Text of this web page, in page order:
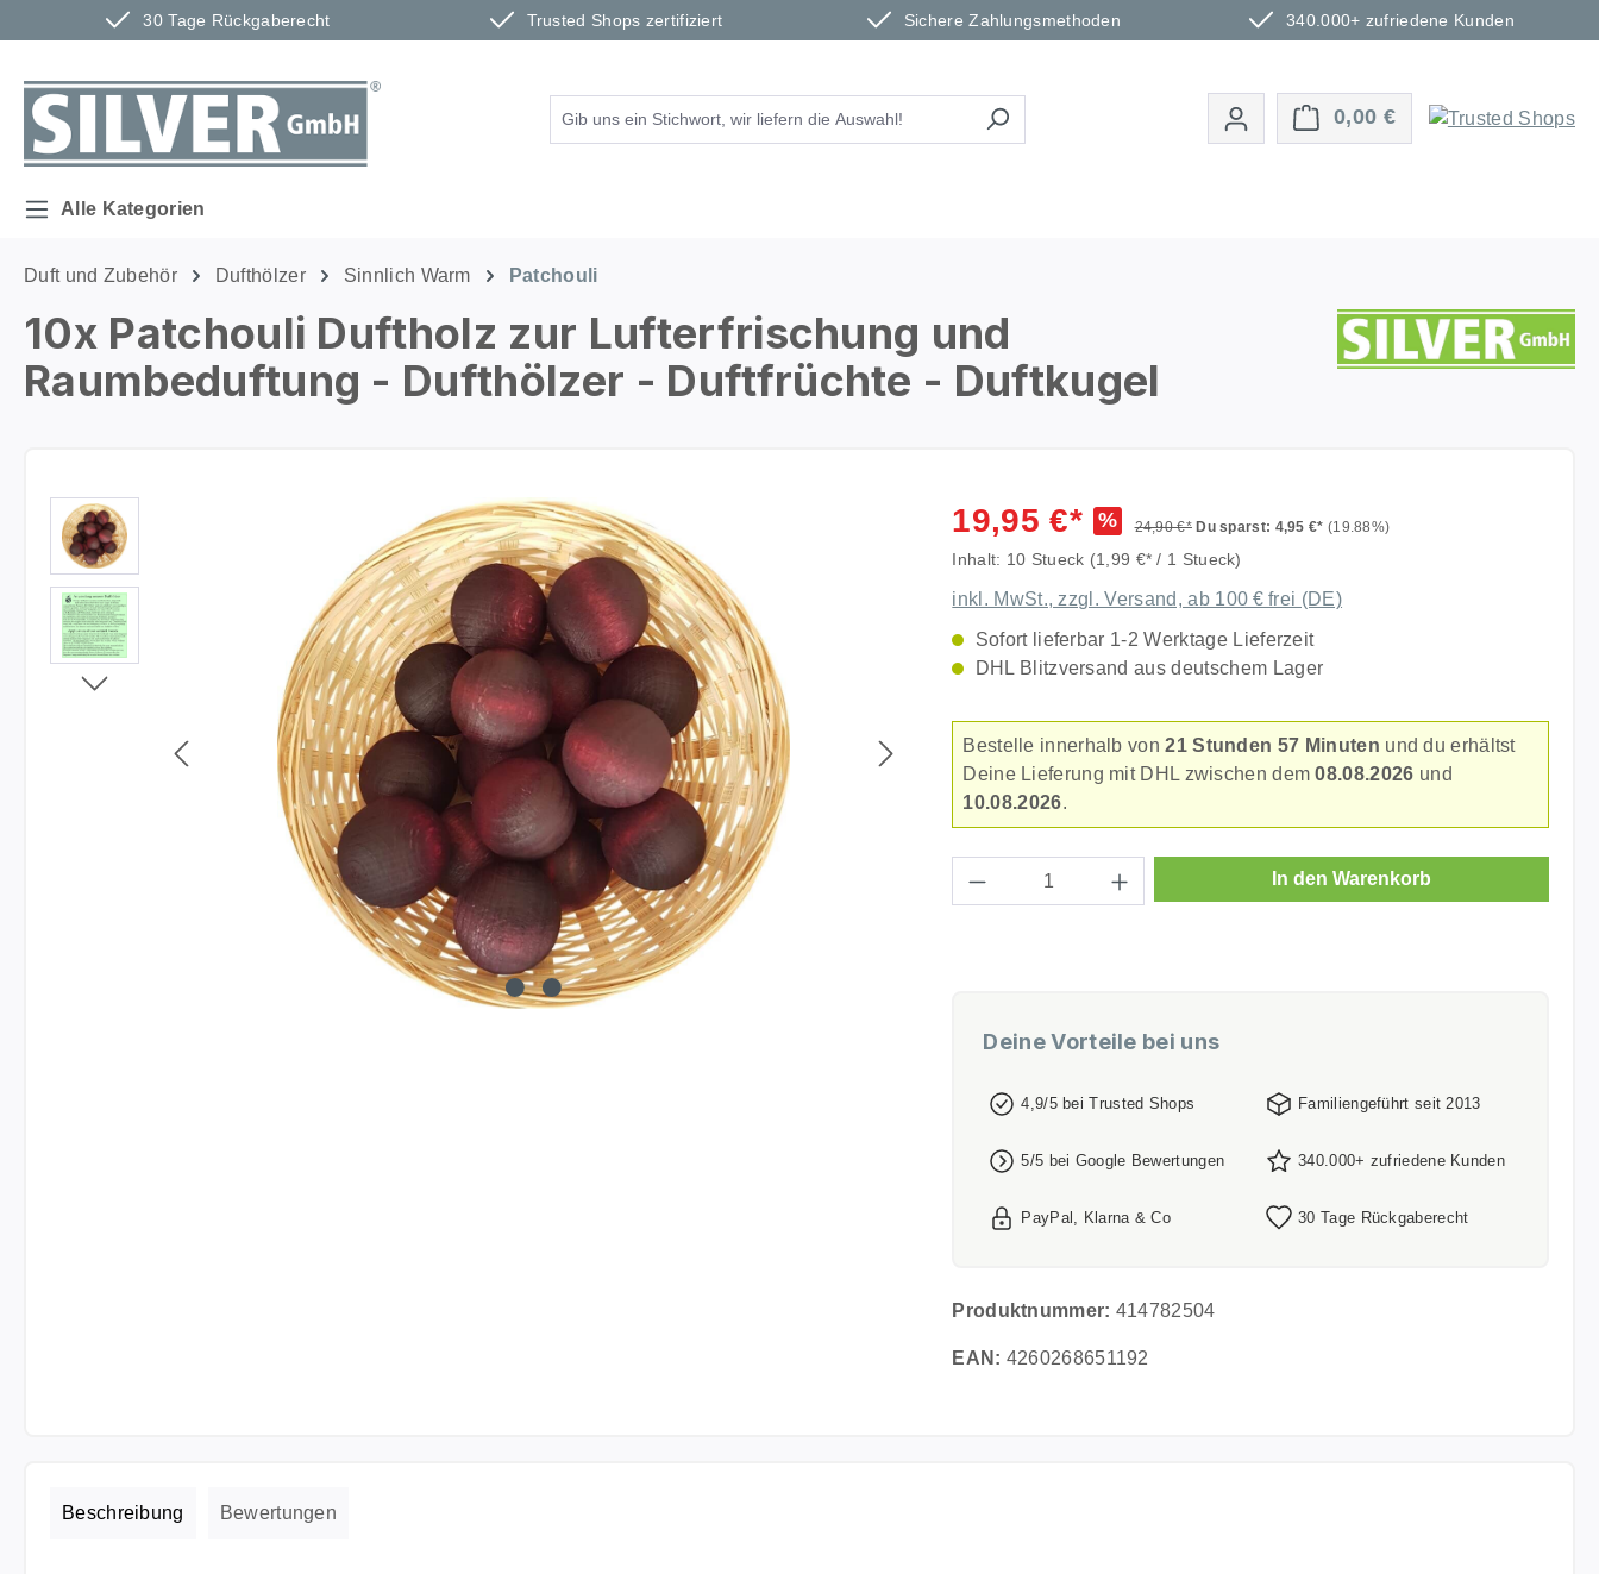
30 Tage Rückgaberecht Trusted Shops zertifiziert Sichere Zahlungsmethoden 340.000+ zufriedene Kunden
Hauptinhalt springen
Zur Suche springen
Zur Hauptnavigation springen
0,00 €Warenkorb enthält 0
Alle Kategorien
Duft und Zubehör Dufthölzer Sinnlich Warm Patchouli
10x Patchouli Duftholz zur Lufterfrischung und
Raumbeduftung - Dufthölzer - Duftfrüchte - Duftkugel
Bildergalerie überspringen 19,95 €* % 24,90 €* Du sparst: 4,95 €* (19.88%)
Inhalt: 10 Stueck (1,99 €* / 1 Stueck)
inkl. MwSt., zzgl. Versand, ab 100 € frei (DE)
Sofort lieferbar 1-2 Werktage Lieferzeit
DHL Blitzversand aus deutschem Lager
Bestelle innerhalb von21 Stunden 57 Minuten und du erhältst
Deine Lieferung mit DHL zwischen dem08.08.2026 und
10.08.2026.
Produkt Anzahl: Gib den gewünschten Wert ein
In den Warenkorb
Deine Vorteile bei uns
4,9/5 bei Trusted Shops Familiengeführt seit 2013
5/5 bei Google Bewertungen 340.000+ zufriedene Kunden
PayPal, Klarna & Co 30 Tage Rückgaberecht
Produktnummer: 414782504
EAN: 4260268651192
Beschreibung Bewertungen